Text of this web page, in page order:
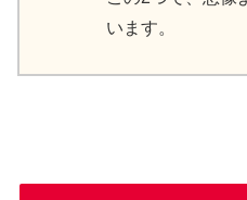
います。